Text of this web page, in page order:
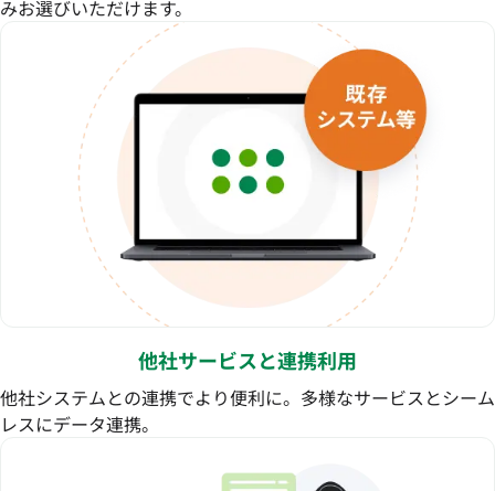
みお選びいただけます。
他社サービスと連携利用
他社システムとの連携でより便利に。多様なサービスとシーム
レスにデータ連携。